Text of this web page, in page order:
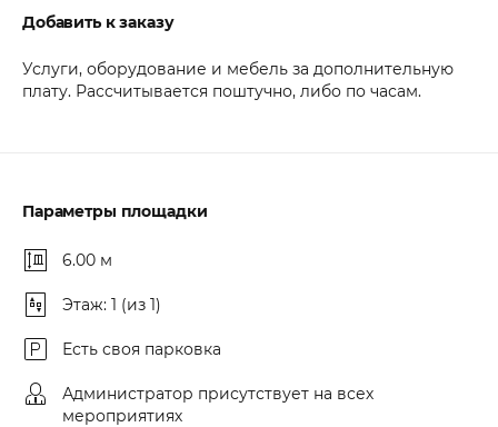
Добавить к заказу
Услуги, оборудование и мебель за дополнительную
плату. Рассчитывается поштучно, либо по часам.
Параметры площадки
6.00 м
Этаж: 1 (из 1)
Есть своя парковка
Администратор присутствует на всех
мероприятиях